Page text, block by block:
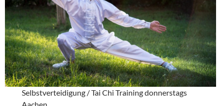
Selbstverteidigung / Tai Chi Training donnerstags
Aachen